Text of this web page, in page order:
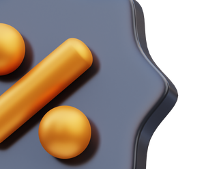
خط تولید
خط تولید
خط تولید
خط تولید طاقه
همه دستگاه
خط تولید مواد غذایی
خط تولید مواد
خط تولید
دستگاه تولید
خط تولید
خط تولید